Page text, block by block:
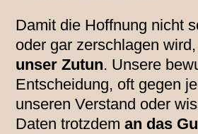
Damit die Hoffnung nicht
oder gar zerschlagen wird,
unser Zutun. Unsere
Entscheidung, oft gegen
unseren Verstand oder
Daten trotzdeman das